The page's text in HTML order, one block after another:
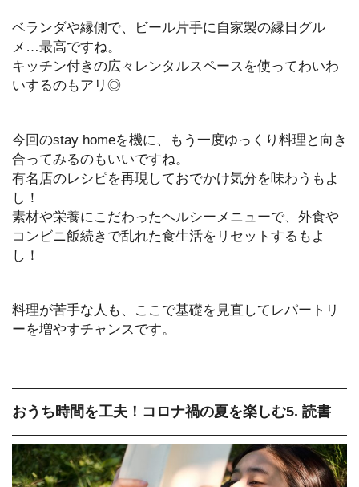
ベランダや縁側で、ビール片手に自家製の縁日グル
メ…最高ですね。
キッチン付きの広々レンタルスペースを使ってわいわ
いするのもアリ◎
今回のstay homeを機に、もう一度ゆっくり料理と向き
合ってみるのもいいですね。
有名店のレシピを再現しておでかけ気分を味わうもよ
し！
素材や栄養にこだわったヘルシーメニューで、外食や
コンビニ飯続きで乱れた食生活をリセットするもよ
し！
料理が苦手な人も、ここで基礎を見直してレパートリ
ーを増やすチャンスです。
おうち時間を工夫！コロナ禍の夏を楽しむ5. 読書